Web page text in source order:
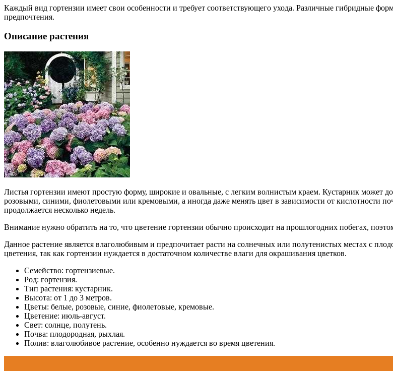
Каждый вид гортензии имеет свои особенности и требует соответствующего ухода. Различные гибридные
предпочтения.
Описание растения
Листья гортензии имеют простую форму, широкие и овальные, с легким волнистым краем. Кустарник может
розовыми, синими, фиолетовыми или кремовыми, а иногда даже менять цвет в зависимости от кислотности
продолжается несколько недель.
Внимание нужно обратить на то, что цветение гортензии обычно происходит на прошлогодних побегах,
Данное растение является влаголюбивым и предпочитает расти на солнечных или полутенистых местах с
цветения, так как гортензии нуждается в достаточном количестве влаги для окрашивания цветков.
Семейство: гортензиевые.
Род: гортензия.
Тип растения: кустарник.
Высота: от 1 до 3 метров.
Цветы: белые, розовые, синие, фиолетовые, кремовые.
Цветение: июль-август.
Свет: солнце, полутень.
Почва: плодородная, рыхлая.
Полив: влаголюбивое растение, особенно нуждается во время цветения.